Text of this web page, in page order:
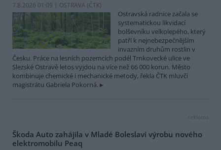
7.8.2026 01:09 | OSTRAVA (ČTK)
Ostravská radnice začala se
systematickou likvidací
bolševníku velkolepého, který
patří k nejnebezpečnějším
invazním druhům rostlin v
Česku. Práce na lesních pozemcích podél Trnkovecké ulice ve
Slezské Ostravě letos vyjdou na více než 66 000 korun. Město
kombinuje chemické i mechanické metody, řekla ČTK mluvčí
magistrátu Gabriela Pokorná.
reklama
Škoda Auto zahájila v Mladé Boleslavi výrobu nového
elektromobilu Peaq